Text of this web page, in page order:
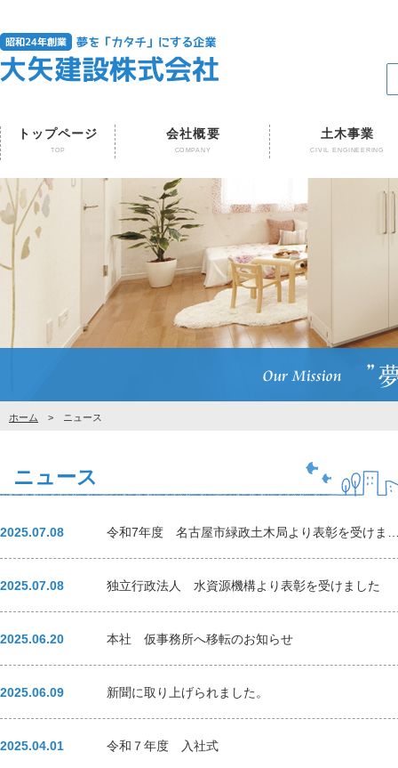
トップページ 会社概要 土木事業
ホーム > ニュース
ニュース
2025.07.08
2025.07.08 独立行政法人 水資源機構より表彰を受けました
2025.06.20 本社 仮事務所へ移転のお知らせ
2025.06.09 新聞に取り上げられました。
2025.04.01 令和７年度 入社式